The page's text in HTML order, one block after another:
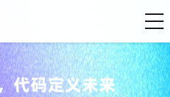
代码定义未来